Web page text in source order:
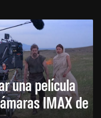
una película
IMAX de